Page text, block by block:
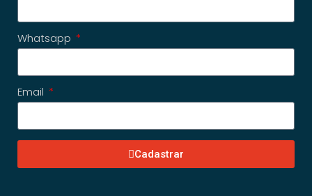
Whatsapp
Email
Cadastrar